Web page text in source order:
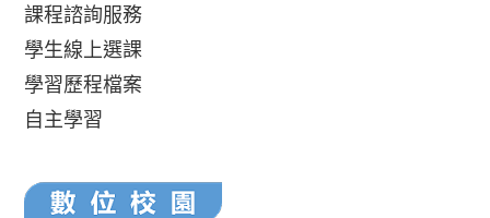
課程諮詢服務
學生線上選課
學習歷程檔案
自主學習